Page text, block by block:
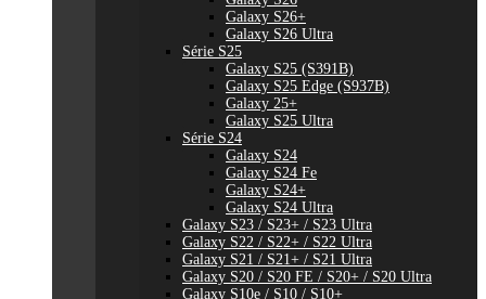
Galaxy S26+
Galaxy S26 Ultra
Série S25
Galaxy S25 (S391B)
Galaxy S25 Edge (S937B)
Galaxy 25+
Galaxy S25 Ultra
Série S24
Galaxy S24
Galaxy S24 Fe
Galaxy S24+
Galaxy S24 Ultra
Galaxy S23 / S23+ / S23 Ultra
Galaxy S22 / S22+ / S22 Ultra
Galaxy S21 / S21+ / S21 Ultra
Galaxy S20 / S20 FE / S20+ / S20 Ultra
Galaxy S10e / S10 / S10+